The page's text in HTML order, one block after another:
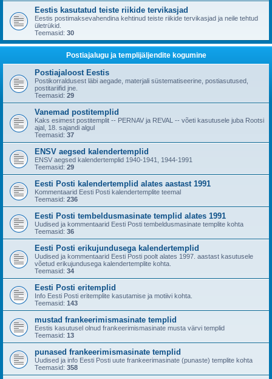
Eestis kasutatud teiste riikide tervikasjad
Eestis postimaksevahendina kehtinud teiste riikide tervikasjad ja neile tehtud
ületrükid.
Teemasid: 30
Postiajalugu ja templijäljendite kogumine
Postiajaloost Eestis
Postikorraldusest läbi aegade, materjali süstematiseerine, postiasutused,
postitariifid jne.
Teemasid: 29
Vanemad postitemplid
Kaks esimest postitemplit -- PERNAV ja REVAL -- võeti kasutusele juba Rootsi
ajal, 18. sajandi algul
Teemasid: 37
ENSV aegsed kalendertemplid
ENSV aegsed kalendertemplid 1940-1941, 1944-1991
Teemasid: 29
Eesti Posti kalendertemplid alates aastast 1991
Kommentaarid Eesti Posti kalendertemplite teemal
Teemasid: 236
Eesti Posti tembeldusmasinate templid alates 1991
Uudised ja kommentaarid Eesti Posti tembeldusmasinate templite kohta
Teemasid: 36
Eesti Posti erikujundusega kalendertemplid
Uudised ja kommentaarid Eesti Posti poolt alates 1997. aastast kasutusele
võetud erikujundusega kalendertemplite kohta.
Teemasid: 34
Eesti Posti eritemplid
Info Eesti Posti eritemplite kasutamise ja motiivi kohta.
Teemasid: 143
mustad frankeerimismasinate templid
Eestis kasutusel olnud frankeerimismasinate musta värvi templid
Teemasid: 13
punased frankeerimismasinate templid
Uudised ja info Eesti Posti uute frankeerimasinate (punaste) templite kohta
Teemasid: 358